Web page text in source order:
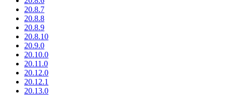
20.8.7
20.8.8
20.8.9
20.8.10
20.9.0
20.10.0
20.11.0
20.12.0
20.12.1
20.13.0